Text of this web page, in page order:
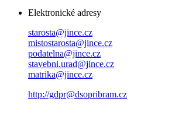
Elektronické adresy
starosta@jince.cz
mistostarosta@jince.cz
podatelna@jince.cz
stavebni.urad@jince.cz
matrika@jince.cz
http://gdpr@dsopribram.cz